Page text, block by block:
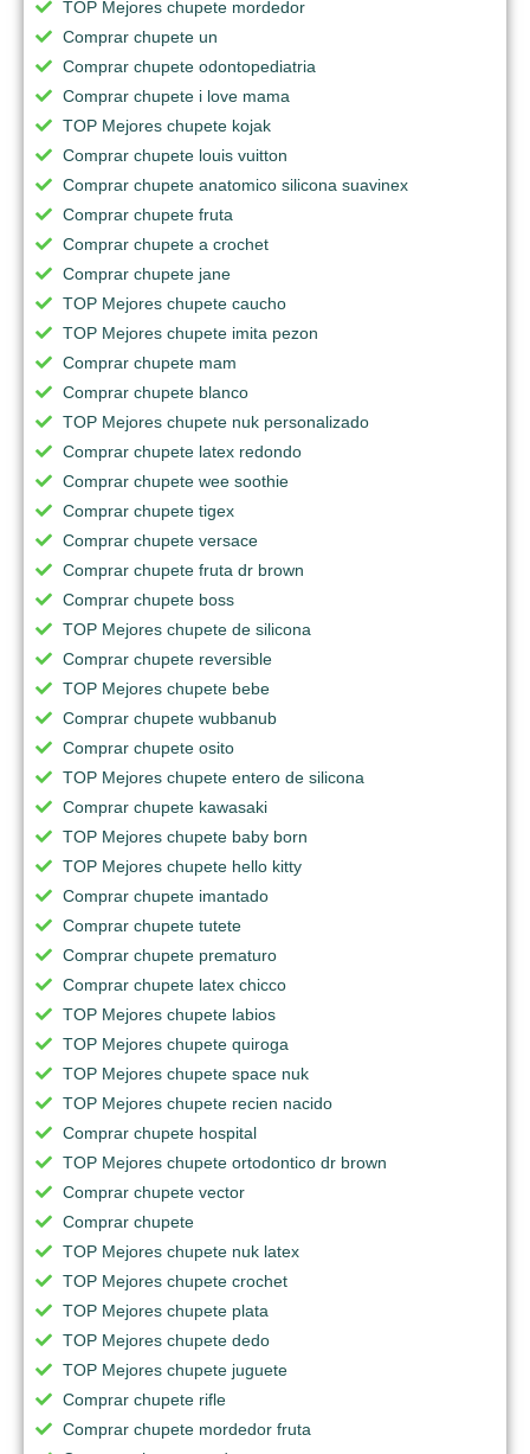
TOP Mejores chupete mordedor
Comprar chupete un
Comprar chupete odontopediatria
Comprar chupete i love mama
TOP Mejores chupete kojak
Comprar chupete louis vuitton
Comprar chupete anatomico silicona suavinex
Comprar chupete fruta
Comprar chupete a crochet
Comprar chupete jane
TOP Mejores chupete caucho
TOP Mejores chupete imita pezon
Comprar chupete mam
Comprar chupete blanco
TOP Mejores chupete nuk personalizado
Comprar chupete latex redondo
Comprar chupete wee soothie
Comprar chupete tigex
Comprar chupete versace
Comprar chupete fruta dr brown
Comprar chupete boss
TOP Mejores chupete de silicona
Comprar chupete reversible
TOP Mejores chupete bebe
Comprar chupete wubbanub
Comprar chupete osito
TOP Mejores chupete entero de silicona
Comprar chupete kawasaki
TOP Mejores chupete baby born
TOP Mejores chupete hello kitty
Comprar chupete imantado
Comprar chupete tutete
Comprar chupete prematuro
Comprar chupete latex chicco
TOP Mejores chupete labios
TOP Mejores chupete quiroga
TOP Mejores chupete space nuk
TOP Mejores chupete recien nacido
Comprar chupete hospital
TOP Mejores chupete ortodontico dr brown
Comprar chupete vector
Comprar chupete
TOP Mejores chupete nuk latex
TOP Mejores chupete crochet
TOP Mejores chupete plata
TOP Mejores chupete dedo
TOP Mejores chupete juguete
Comprar chupete rifle
Comprar chupete mordedor fruta